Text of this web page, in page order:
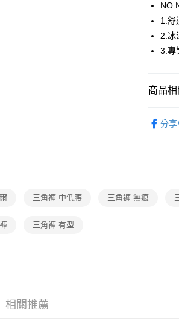
運送
全家取
付款後
7-11取
1.舒
2.冰
3.專
商品
分享
三角褲 中低腰 三角褲 無痕
三角褲 有型
相關推薦